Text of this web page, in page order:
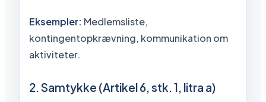
Eksempler: Medlemsliste,
kontingentopkrævning, kommunikation om
aktiviteter.
2. Samtykke (Artikel 6, stk. 1, litra a)